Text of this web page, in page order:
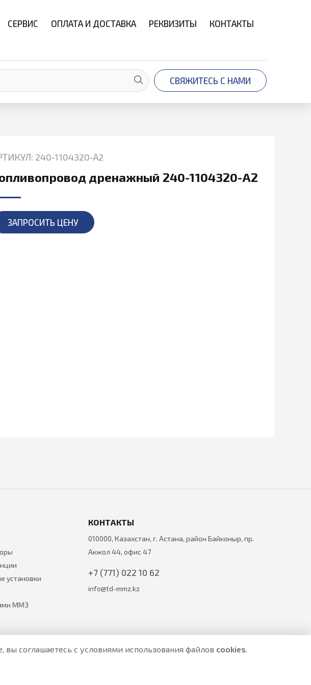
СЕРВИС ОПЛАТА И ДОСТАВКА РЕКВИЗИТЫ КОНТАКТЫ
СВЯЖИТЕСЬ С НАМИ
240-1104320-А2
дренажный 240-1104320-А2
ЗАПРОСИТЬ ЦЕНУ
установки
ММЗ
КОНТАКТЫ
010000, Казахстан, г. Астана, район Байконыр, пр.
Акжол 44, офис 47
+7 (771) 022 10 62
info@td-mmz.kz
вы соглашаетесь с условиями использования файлов cookies.